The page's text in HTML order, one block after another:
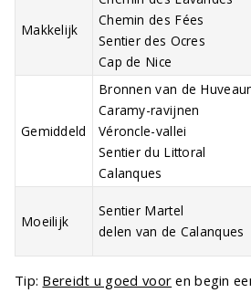
Makkelijk
Chemin des Fées
Sentier des Ocres
Cap de Nice
Gemiddeld
Bronnen van de
Caramy-ravijnen
Véroncle-vallei
Sentier du Littoral
Calanques
Moeilijk
Sentier Martel
delen van de Calanques
Tip: Bereidt u goed voor en begin